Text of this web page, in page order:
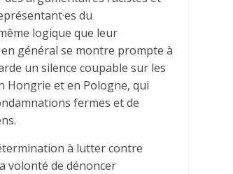
du
logique que leur
général se montre prompte à
un silence coupable sur les
Hongrie et en Pologne, qui
fermes et de
à lutter contre
volonté de dénoncer